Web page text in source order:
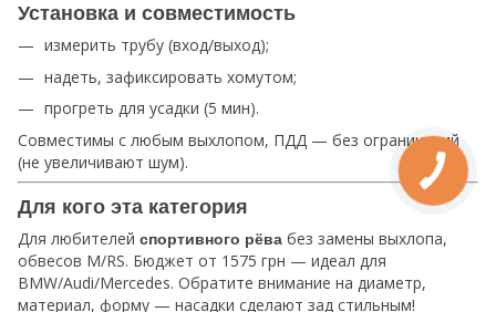
Установка и совместимость
измерить трубу (вход/выход);
надеть, зафиксировать хомутом;
прогреть для усадки (5 мин).
Совместимы с любым выхлопом, ПДД — без ограничений
(не увеличивают шум).
Для кого эта категория
Для любителей спортивного рёва без замены выхлопа,
обвесов M/RS. Бюджет от 1575 грн — идеал для
BMW/Audi/Mercedes. Обратите внимание на диаметр,
материал, форму — насадки сделают зад стильным!